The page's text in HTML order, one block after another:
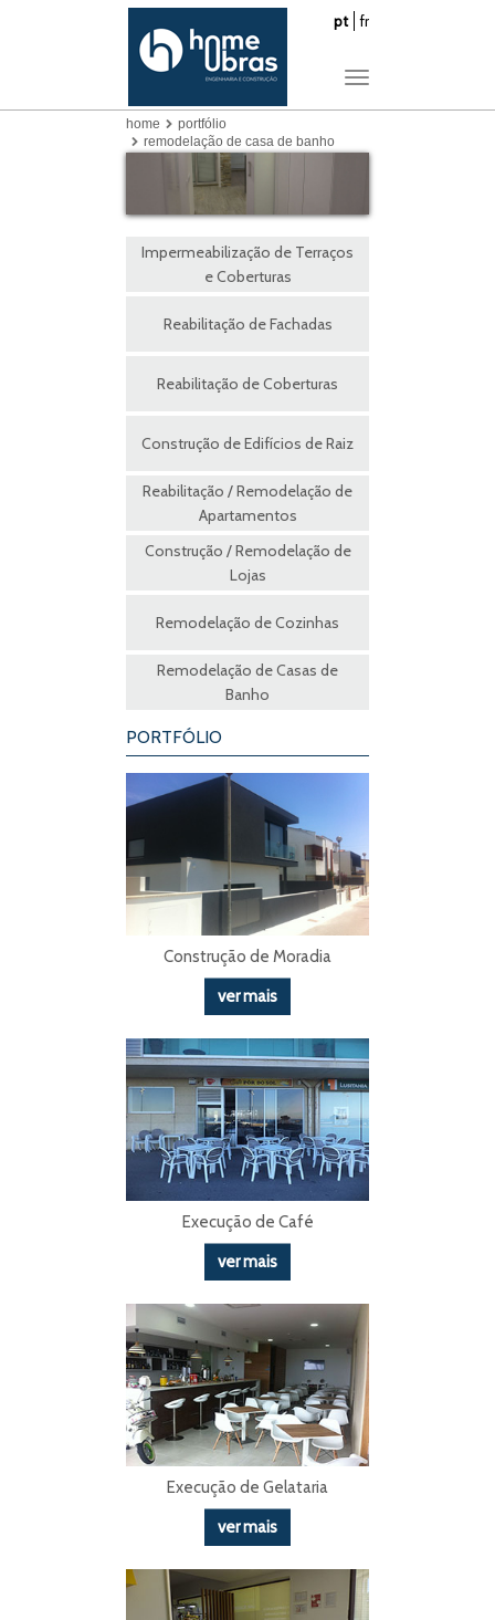
pt fr
Toggle
home
portfólio
remodelação de casa de banho
Impermeabilização de Terraços
e Coberturas
Reabilitação de Fachadas
Reabilitação de Coberturas
Construção de Edifícios de Raiz
Reabilitação / Remodelação de
Apartamentos
Construção / Remodelação de
Lojas
Remodelação de Cozinhas
Remodelação de Casas de
Banho
PORTFÓLIO
Construção de Moradia
ver mais
Execução de Café
ver mais
Execução de Gelataria
ver mais